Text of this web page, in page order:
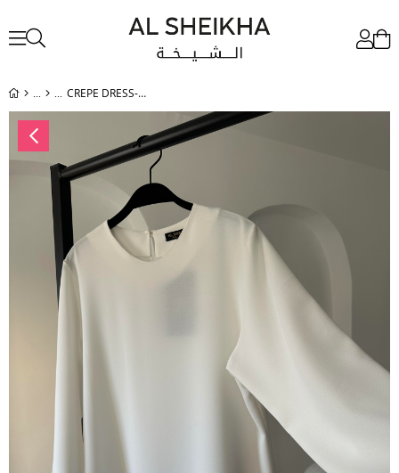
CREPE DRESS-WHITE